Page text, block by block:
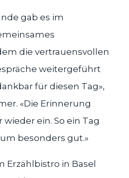
gab es im
die vertrauensvollen
weitergeführt
für diesen Tag»,
«Die Erinnerung
ein. So ein Tag
besonders gut.»
Erzählbistro in Basel